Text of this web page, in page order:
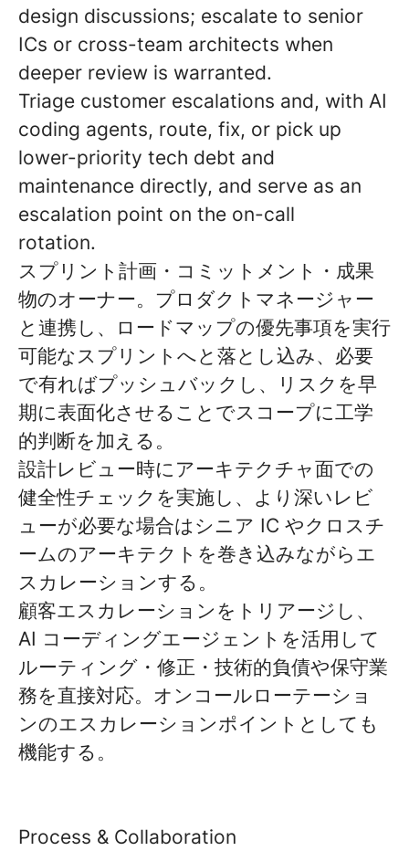
design discussions; escalate to senior
ICs or cross-team architects when
deeper review is warranted.
Triage customer escalations and, with AI
coding agents, route, fix, or pick up
lower-priority tech debt and
maintenance directly, and serve as an
escalation point on the on-call
rotation.
スプリント計画・コミットメント・成果
物のオーナー。プロダクトマネージャー
と連携し、ロードマップの優先事項を実行
可能なスプリントへと落とし込み、必要
で有ればプッシュバックし、リスクを早
期に表面化させることでスコープに工学
的判断を加える。
設計レビュー時にアーキテクチャ面での
健全性チェックを実施し、より深いレビ
ューが必要な場合はシニア IC やクロスチ
ームのアーキテクトを巻き込みながらエ
スカレーションする。
顧客エスカレーションをトリアージし、
AI コーディングエージェントを活用して
ルーティング・修正・技術的負債や保守業
務を直接対応。オンコールローテーショ
ンのエスカレーションポイントとしても
機能する。
Process & Collaboration